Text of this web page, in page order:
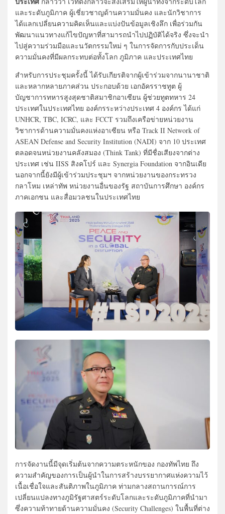
และระดับภูมิภาค ผู้เชี่ยวชาญด้านความมั่นคง และนักวิชาการ
ได้แลกเปลี่ยนความคิดเห็นและแบ่งปันข้อมูลเชิงลึก เพื่อร่วมกัน
พัฒนาแนวทางแก้ไขปัญหาที่สามารถนำไปปฏิบัติได้จริง ซึ่งจะนำ
ไปสู่ความร่วมมือและนวัตกรรมใหม่ ๆ ในการจัดการกับประเด็น
ความมั่นคงที่มีผลกระทบต่อทั้งโลก ภูมิภาค และประเทศไทย
สำหรับการประชุมครั้งนี้ ได้รับเกียรติจากผู้เข้าร่วมจากนานาชาติ
และหลากหลายภาคส่วน ประกอบด้วย เอกอัครราชทูต ผู้
บัญชาการทหารสูงสุดชาติสมาชิกอาเซียน ผู้ช่วยทูตทหาร 24
ประเทศในประเทศไทย องค์กรระหว่างประเทศ 4 องค์กร ได้แก่
UNHCR, TBC, ICRC, และ FCCT รวมถึงเครือข่ายหน่วยงาน
วิชาการด้านความมั่นคงแห่งอาเซียน หรือ Track II Network of
ASEAN Defense and Security Institution (NADI) จาก 10 ประเทศ
ตลอดจนหน่วยงานคลังสมอง (Think Tank) ที่มีชื่อเสียงจากต่าง
ประเทศ เช่น IISS สิงคโปร์ และ Synergia Foundation จากอินเดีย
นอกจากนี้ยังมีผู้เข้าร่วมประชุมฯ จากหน่วยงานของกระทรวง
กลาโหม เหล่าทัพ หน่วยงานอื่นของรัฐ สถาบันการศึกษา องค์กร
ภาคเอกชน และสื่อมวลชนในประเทศไทย
การจัดงานนี้มีจุดเริ่มต้นจากความตระหนักของ กองทัพไทย ถึง
ความสำคัญของการเป็นผู้นำในการสร้างบรรยากาศแห่งความไว้
เนื้อเชื่อใจและสันติภาพในภูมิภาค ท่ามกลางสถานการณ์การ
เปลี่ยนแปลงทางภูมิรัฐศาสตร์ระดับโลกและระดับภูมิภาคที่นำมา
ซึ่งความท้าทายด้านความมั่นคง (Security Challenges) ในพื้นที่ต่าง